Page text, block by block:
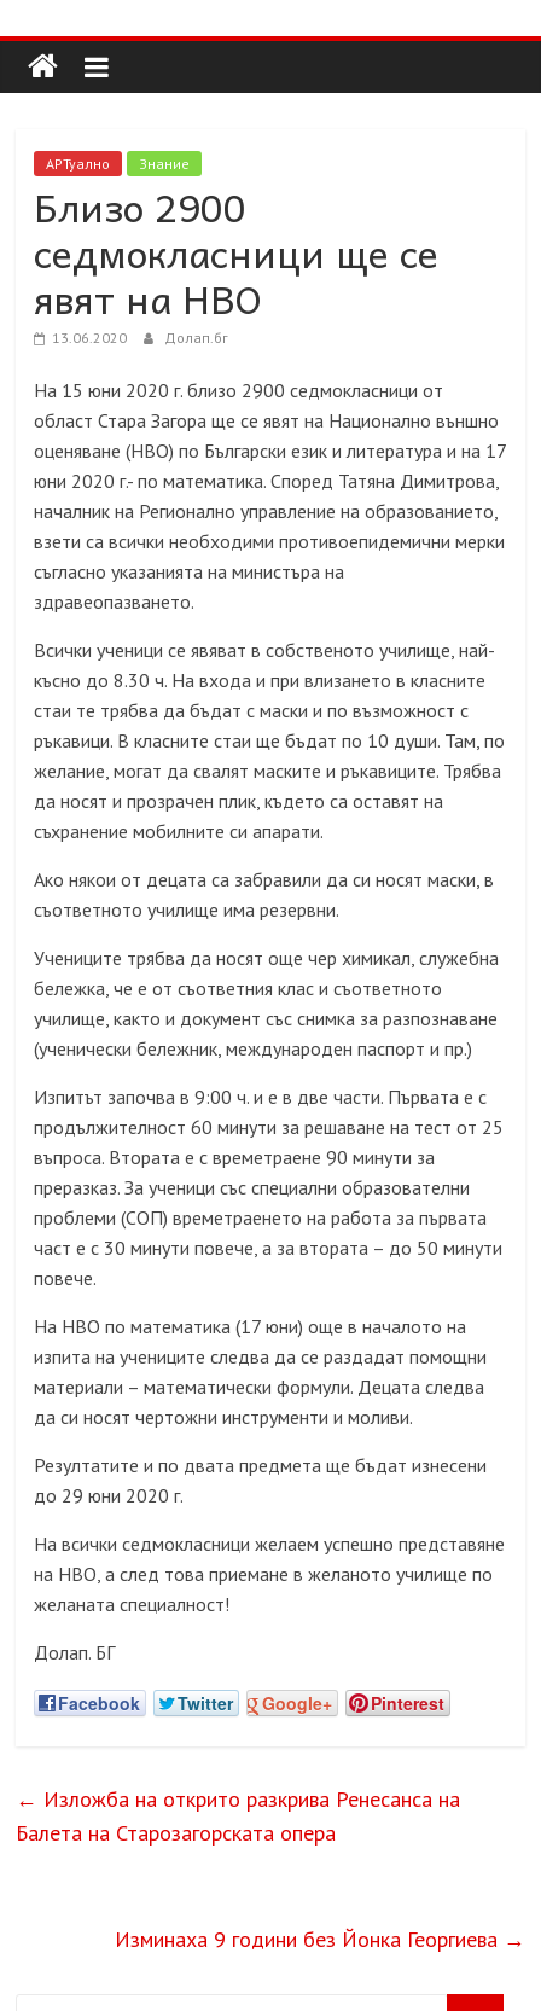
to
content
Долап
БГ
култура|
пътешествия|
мода|
събития|
кухня|
реклама|
АРТуално Знание
Близо 2900
седмокласници ще се
явят на НВО
13.06.2020 Долап.бг
На 15 юни 2020 г. близо 2900 седмокласници от
област Стара Загора ще се явят на Национално външно
оценяване(НВО)по Български език и литература и на 17
юни 2020 г.- по математика. Според Татяна Димитрова,
началник на Регионално управление на образованието,
взети са всички необходими противоепидемични мерки
съгласно указанията на министъра на
здравеопазването.
Всички ученици се явяват в собственото училище, най-
късно до 8.30 ч. На входа и при влизането в класните
стаи те трябва да бъдат с маски и по възможност с
ръкавици. В класните стаи ще бъдат по 10 души. Там, по
желание, могат да свалят маските и ръкавиците. Трябва
да носят и прозрачен плик, където са оставят на
съхранение мобилните си апарати.
Ако някои от децата са забравили да си носят маски, в
съответното училище има резервни.
Учениците трябва да носят още чер химикал, служебна
бележка, че е от съответния клас и съответното
училище, както и документ със снимка за разпознаване
(ученически бележник, международен паспорт и пр.)
Изпитът започва в 9:00 ч. и е в две части. Първата е с
продължителност 60 минути за решаване на тест от 25
въпроса. Втората е с времетраене 90 минути за
преразказ. За ученици със специални образователни
проблеми(СОП)времетраенето на работа за първата
част е с 30 минути повече, а за втората – до 50 минути
повече.
На НВО по математика(17 юни)още в началото на
изпита на учениците следва да се раздадат помощни
материали – математически формули. Децата следва
да си носят чертожни инструменти и моливи.
Резултатите и по двата предмета ще бъдат изнесени
до 29 юни 2020 г.
На всички седмокласници желаем успешно представяне
на НВО, а след това приемане в желаното училище по
желаната специалност!
Долап. БГ
Facebook Twitter Google+ Pinterest
← Изложба на открито разкрива Ренесанса на
Балета на Старозагорската опера
Изминаха 9 години без Йонка Георгиева →